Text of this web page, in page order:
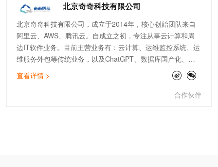
北京奇奇科技有限公司
北京奇奇科技有限公司，成立于2014年，核心创始团队来自
阿里云、AWS、腾讯云。自成立之初，专注从事云计算和周
边IT软件业务。目前主营业务有：云计算、运维监控系统、运
维服务外包等传统业务，以及ChatGPT、数据库国产化、大
数据分析等创新业务。公司主打专业的顾问服务和技术支持能
力。服务了物流、金融、零售、电商、文娱、游戏等行业标杆
客户。团队架构全面，有大客户和电销团队、技术人员及架构
查看详情 >
合作伙伴